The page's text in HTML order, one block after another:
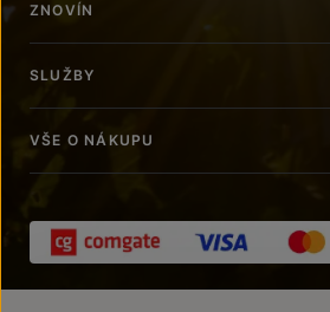
ZNOVÍN
SLUŽBY
VŠE O NÁKUPU